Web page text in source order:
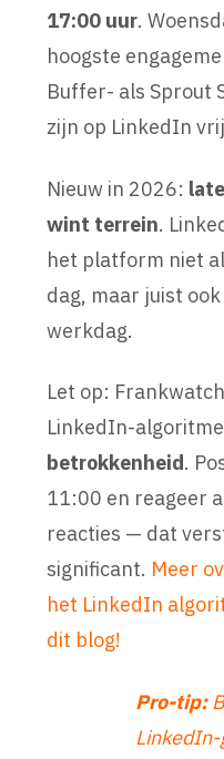
17:00 uur.
hoogste
Buffer- als Sprout
zijn op LinkedIn
Nieuw in 2026:
wint terrein.
het platform niet
dag, maar juist
werkdag.
Let op:
LinkedIn-
betrokkenheid.
11:00 en reageer
reacties — dat
significant. Meer
het LinkedIn
dit blog!
Pro-tip: